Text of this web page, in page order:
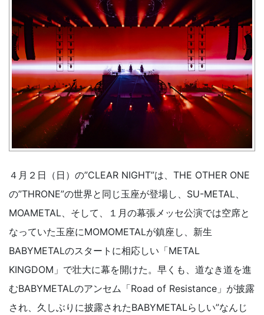
４月２日（日）の”CLEAR NIGHT”は、THE OTHER ONE
の”THRONE”の世界と同じ玉座が登場し、SU-METAL、
MOAMETAL、そして、１月の幕張メッセ公演では空席と
なっていた玉座にMOMOMETALが鎮座し、新生
BABYMETALのスタートに相応しい「METAL
KINGDOM」で壮大に幕を開けた。早くも、道なき道を進
むBABYMETALのアンセム「Road of Resistance」が披露
され、久しぶりに披露されたBABYMETALらしい”なんじ